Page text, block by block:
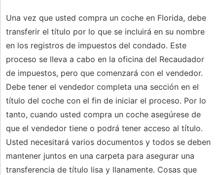
Una vez que usted compra un coche en Florida, debe
transferir el título por lo que se incluirá en su nombre
en los registros de impuestos del condado. Este
proceso se lleva a cabo en la oficina del Recaudador
de impuestos, pero que comenzará con el vendedor.
Debe tener el vendedor completa una sección en el
título del coche con el fin de iniciar el proceso. Por lo
tanto, cuando usted compra un coche asegúrese de
que el vendedor tiene o podrá tener acceso al título.
Usted necesitará varios documentos y todos se deben
mantener juntos en una carpeta para asegurar una
transferencia de título lisa y llanamente. Cosas que